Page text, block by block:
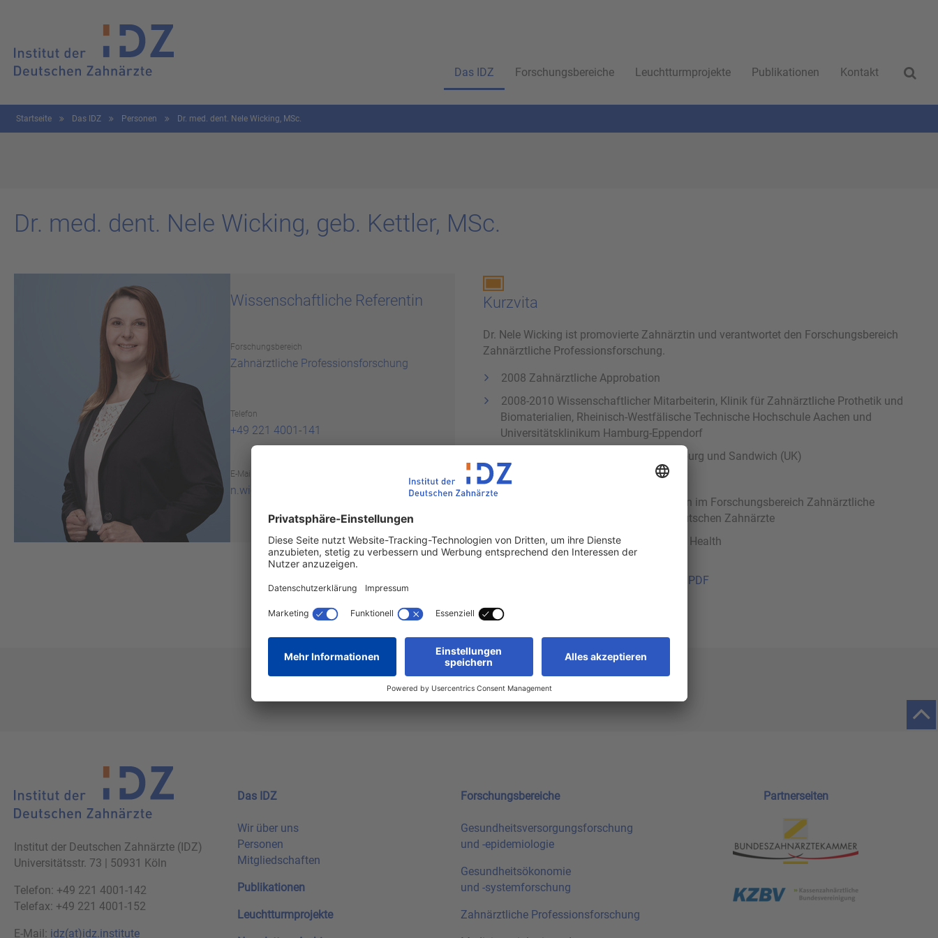
Das IDZ Forschungsbereiche Leuchtturmprojekte Publikationen Kontakt
Startseite Das IDZ Personen Dr. med. dent. Nele Wicking, MSc.
Dr. med. dent. Nele Wi­cking, geb. Kett­ler, MSc.
Wissenschaftliche Referentin
For­schungs­be­reich
Zahn­ärzt­li­che Pro­fes­si­ons­for­schung
Telefon
+49 221 4001-141
E-Mail
n.wicking(at)idz.institute
Kurz­vi­ta
Dr. Nele Wicking ist promovierte Zahnärztin und verantwortet den Forschungsbereich
Zahnärztliche Professionsforschung.
2008 Zahnärztliche Approbation
2008-2010 Wissenschaftlicher Mitarbeiterin, Klinik für Zahnärztliche Prothetik und
Biomaterialien, Rheinisch-Westfälische Technische Hochschule Aachen und
Universitätsklinikum Hamburg-Eppendorf
2009-2012 praktische Tätigkeit, Hamburg und Sandwich (UK)
2011 Promotion (Dr. med. dent.)
seit 2012 Wissenschaftliche Referentin im Forschungsbereich Zahnärztliche
Professionsforschung, Institut der Deutschen Zahnärzte
2016 Master of Science (MSc.) Public Health
Klicken Sie für den Download der Vita als PDF
Institut der Deutschen Zahnärzte (IDZ)
Universitätsstr. 73 | 50931 Köln
Telefon: +49 221 4001-142
Telefax: +49 221 4001-152
E-Mail: idz(at)idz.institute
Das IDZ
Wir über uns
Personen
Mitgliedschaften
Publikationen
Leuchtturmprojekte
Forschungsbereiche
Gesundheitsversorgungsforschung
und -epidemiologie
Gesundheitsökonomie
und -systemforschung
Zahnärztliche Professionsforschung
Partnerseiten